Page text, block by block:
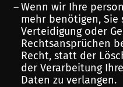
Wenn wir Ihre
mehr benötigen, Sie
Verteidigung oder
Rechtsansprüchen
Recht, statt der
der Verarbeitung
Daten zu verlangen.